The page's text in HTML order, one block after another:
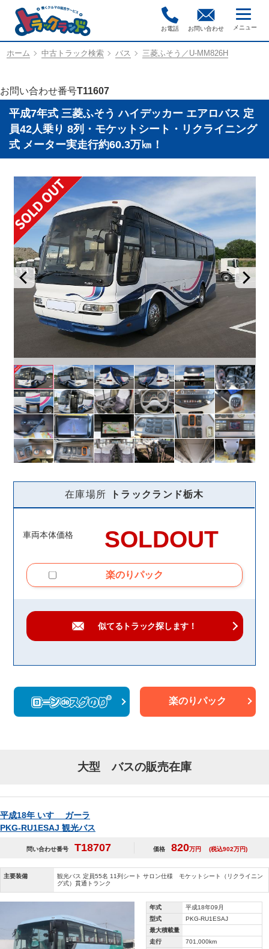
お電話 お問い合わせ
ホーム 中古トラック検索 バス 三菱ふそう／U-MM826H
お問い合わせ番号T11607
平成7年式 三菱ふそう ハイデッカー エアロバス 定
員42人乗り 8列・モケットシート・リクライニング
式 メーター実走行約60.3万㎞！
在庫場所 トラックランド栃木
車両本体価格 SOLDOUT
楽のりパック
似てるトラック探します！
楽のりパック
大型 バスの販売在庫
平成18年 いすゞ ガーラ
PKG-RU1ESAJ 観光バス
問い合わせ番号 T18707 価格 820万円 (税込902万円)
主要装備
観光バス 定員55名 11列シート サロン仕様 モケットシート（リクライニン
グ式）貫通トランク
年式
平成18年09月
型式
PKG-RU1ESAJ
最大積載量
走行
701,000km